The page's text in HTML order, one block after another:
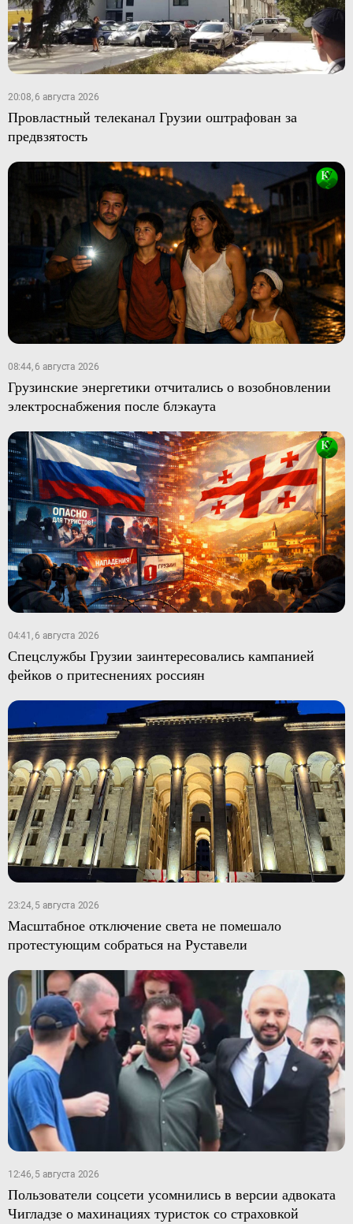
20:08, 6 августа 2026
Провластный телеканал Грузии оштрафован за
предвзятость
08:44, 6 августа 2026
Грузинские энергетики отчитались о возобновлении
электроснабжения после блэкаута
04:41, 6 августа 2026
Спецслужбы Грузии заинтересовались кампанией
фейков о притеснениях россиян
23:24, 5 августа 2026
Масштабное отключение света не помешало
протестующим собраться на Руставели
12:46, 5 августа 2026
Пользователи соцсети усомнились в версии адвоката
Чигладзе о махинациях туристок со страховкой